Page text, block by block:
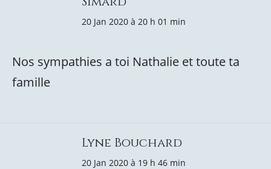
20 Jan 2020 à 20 h 01 min
Nos sympathies a toi Nathalie et toute ta
famille
Lyne Bouchard
20 Jan 2020 à 19 h 46 min